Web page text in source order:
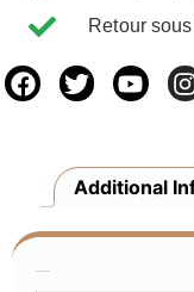
Retour
Additional